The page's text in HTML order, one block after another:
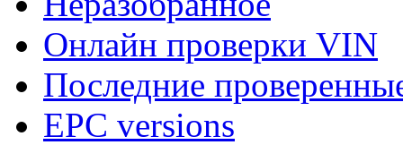
Онлайн проверки VIN
Последние
EPC versions